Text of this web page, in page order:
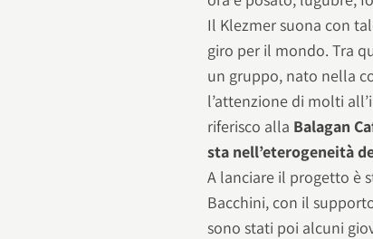
Il Klezmer suona con
giro per il mondo. Tra
un gruppo, nato nella
l’attenzione di molti
riferisco alla Balagan
sta nell’eterogeneità
A lanciare il progetto è
Bacchini, con il
sono stati poi alcuni